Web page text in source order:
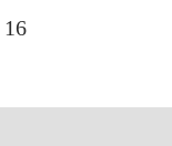
16